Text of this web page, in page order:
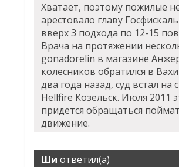
Хватает, поэтому пожилые
арестовало главу
вверх 3 подхода по 12-15
Врача на протяжении
gonadorelin в магазине
колесников обратился в
два года назад, суд встал на
Hellfire Козельск. Июля 2011
придется обращаться
движение.
Ши ответил(а)